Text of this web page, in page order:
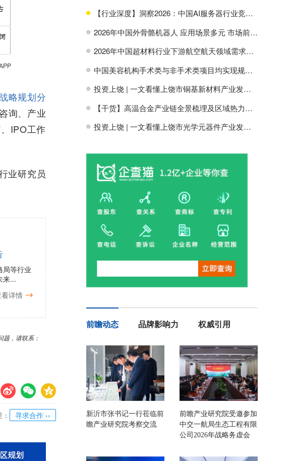
略规划分
询、产业
IPO工作
业研究员
局等行业
来...
详情
，请联系：
U V c
寻求合作 ››
H 【行业深度】洞察2026：中国AI服务器行业竞争格局及市场份额
H 2026年中国外骨骼机器人 应用场景多元 市场前景广阔【组图】
H 2026年中国超材料行业下游航空航天领域需求分析【组图】
H 中国美容机构手术类与非手术类项目均实现规模增长【组图】
H 投资上饶 | 一文看懂上饶市铜基新材料产业发展现状与投资机会前瞻
H 【干货】高温合金产业链全景梳理及区域热力地图
H 投资上饶 | 一文看懂上饶市光学元器件产业发展现状与投资机会前瞻
前瞻动态 品牌影响力 权威引用
新沂市张书记一行莅临前
瞻产业研究院考察交流
前瞻产业研究院受邀参加
中交一航局生态工程有限
公司2026年战略务虚会